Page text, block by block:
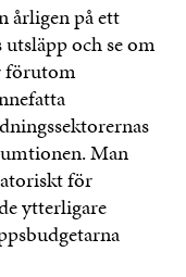
årligen på ett
och se om
förutom
Man
för
ytterligare